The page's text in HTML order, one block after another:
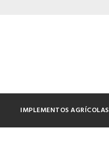
IMPLEMENTOS AGRÍCOLAS